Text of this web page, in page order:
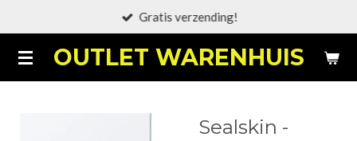
naar
de
OUTLET WARENHUIS
Gratis verzending!
Sealskin -